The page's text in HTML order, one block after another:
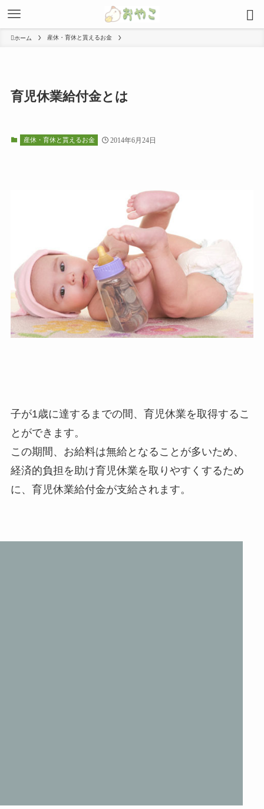
ホーム 産休・育休と貰えるお金
育児休業給付金とは
産休・育休と貰えるお金 2014年6月24日
子が1歳に達するまでの間、育児休業を取得するこ
とができます。
この期間、お給料は無給となることが多いため、
経済的負担を助け育児休業を取りやすくするため
に、育児休業給付金が支給されます。